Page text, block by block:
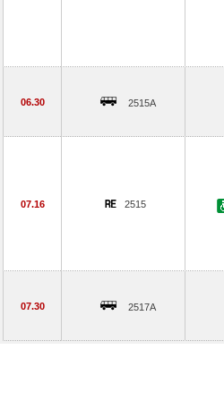
06.30 2515A
07.16 2515
07.30 2517A